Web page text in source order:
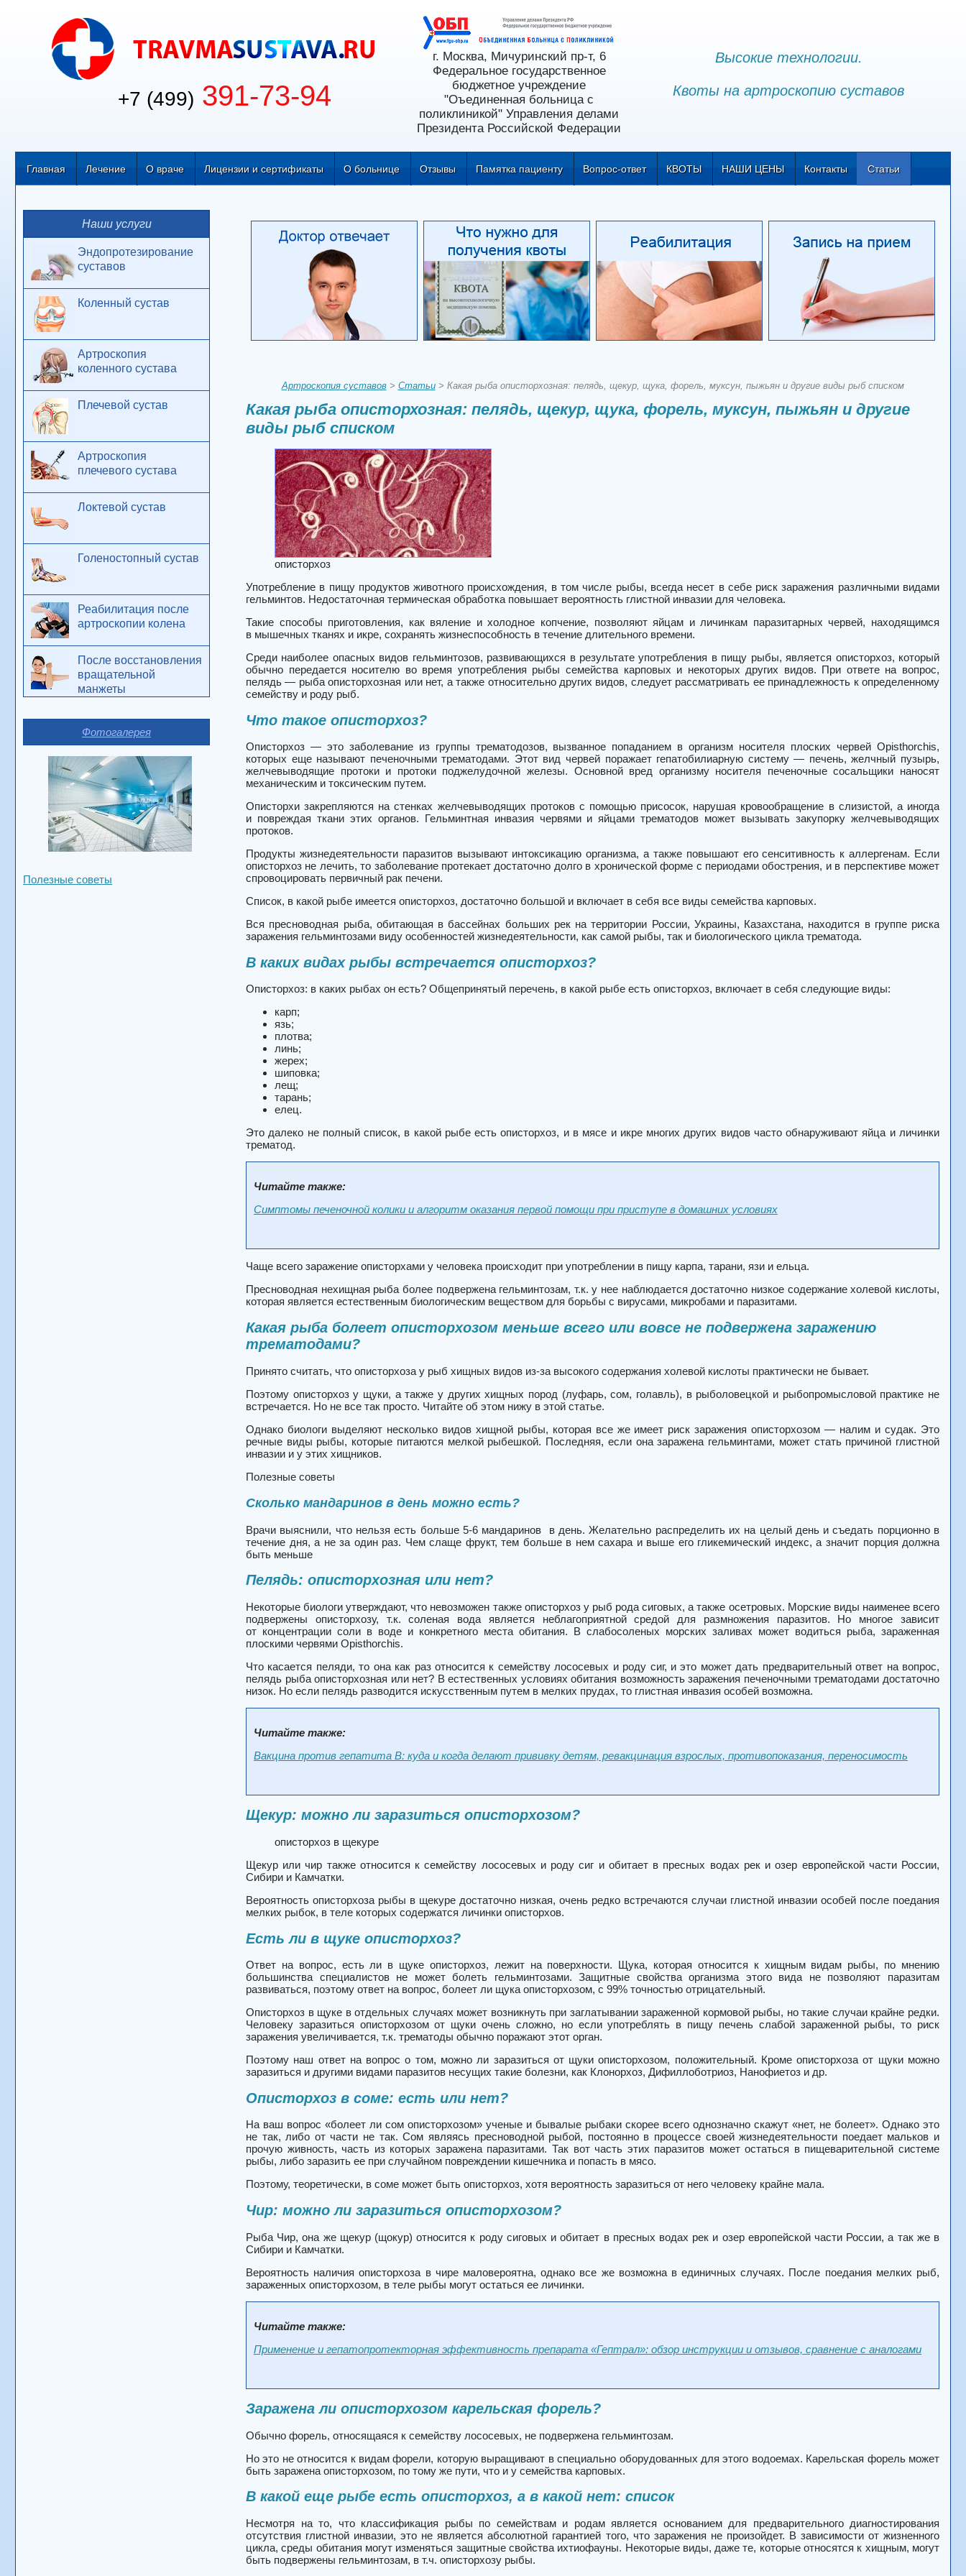
+7 (499) 391-73-94
Высокие технологии.
Квоты на артроскопию суставов
г. Москва, Мичуринский пр-т, 6
Федеральное государственное
бюджетное учреждение
"Оъединенная больница с
поликлиникой" Управления делами
Президента Российской Федерации
Главная Лечение О враче Лицензии и сертификаты О больнице Отзывы Памятка пациенту Вопрос-ответ КВОТЫ НАШИ ЦЕНЫ Контакты Статьи
Артроскопия суставов> Статьи> Какая рыба описторхозная: пелядь, щекур, щука, форель, муксун, пыжьян и другие виды рыб списком
Какая рыба описторхозная: пелядь, щекур, щука, форель, муксун, пыжьян и другие
виды рыб списком
описторхоз
Употребление в пищу продуктов животного происхождения, в том числе рыбы, всегда несет в себе риск заражения различными видами
гельминтов. Недостаточная термическая обработка повышает вероятность глистной инвазии для человека.
Такие способы приготовления, как вяление и холодное копчение, позволяют яйцам и личинкам паразитарных червей, находящимся
в мышечных тканях и икре, сохранять жизнеспособность в течение длительного времени.
Среди наиболее опасных видов гельминтозов, развивающихся в результате употребления в пищу рыбы, является описторхоз, который
обычно передается носителю во время употребления рыбы семейства карповых и некоторых других видов. При ответе на вопрос,
пелядь — рыба описторхозная или нет, а также относительно других видов, следует рассматривать ее принадлежность к определенному
семейству и роду рыб.
Что такое описторхоз?
Описторхоз — это заболевание из группы трематодозов, вызванное попаданием в организм носителя плоских червей Opisthorchis,
которых еще называют печеночными трематодами. Этот вид червей поражает гепатобилиарную систему — печень, желчный пузырь,
желчевыводящие протоки и протоки поджелудочной железы. Основной вред организму носителя печеночные сосальщики наносят
механическим и токсическим путем.
Описторхи закрепляются на стенках желчевыводящих протоков с помощью присосок, нарушая кровообращение в слизистой, а иногда
и повреждая ткани этих органов. Гельминтная инвазия червями и яйцами трематодов может вызывать закупорку желчевыводящих
протоков.
Продукты жизнедеятельности паразитов вызывают интоксикацию организма, а также повышают его сенситивность к аллергенам. Если
описторхоз не лечить, то заболевание протекает достаточно долго в хронической форме с периодами обострения, и в перспективе может
спровоцировать первичный рак печени.
Список, в какой рыбе имеется описторхоз, достаточно большой и включает в себя все виды семейства карповых.
Вся пресноводная рыба, обитающая в бассейнах больших рек на территории России, Украины, Казахстана, находится в группе риска
заражения гельминтозами виду особенностей жизнедеятельности, как самой рыбы, так и биологического цикла трематода.
В каких видах рыбы встречается описторхоз?
Описторхоз: в каких рыбах он есть? Общепринятый перечень, в какой рыбе есть описторхоз, включает в себя следующие виды:
карп;
язь;
плотва;
линь;
жерех;
шиповка;
лещ;
тарань;
елец.
Это далеко не полный список, в какой рыбе есть описторхоз, и в мясе и икре многих других видов часто обнаруживают яйца и личинки
трематод.
Читайте также:
Симптомы печеночной колики и алгоритм оказания первой помощи при приступе в домашних условиях
Чаще всего заражение описторхами у человека происходит при употреблении в пищу карпа, тарани, язи и ельца.
Пресноводная нехищная рыба более подвержена гельминтозам, т.к. у нее наблюдается достаточно низкое содержание холевой кислоты,
которая является естественным биологическим веществом для борьбы с вирусами, микробами и паразитами.
Какая рыба болеет описторхозом меньше всего или вовсе не подвержена заражению
трематодами?
Принято считать, что описторхоза у рыб хищных видов из-за высокого содержания холевой кислоты практически не бывает.
Поэтому описторхоз у щуки, а также у других хищных пород (луфарь, сом, голавль), в рыболовецкой и рыбопромысловой практике не
встречается. Но не все так просто. Читайте об этом нижу в этой статье.
Однако биологи выделяют несколько видов хищной рыбы, которая все же имеет риск заражения описторхозом — налим и судак. Это
речные виды рыбы, которые питаются мелкой рыбешкой. Последняя, если она заражена гельминтами, может стать причиной глистной
инвазии и у этих хищников.
Полезные советы
Сколько мандаринов в день можно есть?
Врачи выяснили, что нельзя есть больше 5-6 мандаринов в день. Желательно распределить их на целый день и съедать порционно в
течение дня, а не за один раз. Чем слаще фрукт, тем больше в нем сахара и выше его гликемический индекс, а значит порция должна
быть меньше
Пелядь: описторхозная или нет?
Некоторые биологи утверждают, что невозможен также описторхоз у рыб рода сиговых, а также осетровых. Морские виды наименее всего
подвержены описторхозу, т.к. соленая вода является неблагоприятной средой для размножения паразитов. Но многое зависит
от концентрации соли в воде и конкретного места обитания. В слабосоленых морских заливах может водиться рыба, зараженная
плоскими червями Opisthorchis.
Что касается пеляди, то она как раз относится к семейству лососевых и роду сиг, и это может дать предварительный ответ на вопрос,
пелядь рыба описторхозная или нет? В естественных условиях обитания возможность заражения печеночными трематодами достаточно
низок. Но если пелядь разводится искусственным путем в мелких прудах, то глистная инвазия особей возможна.
Читайте также:
Вакцина против гепатита В: куда и когда делают прививку детям, ревакцинация взрослых, противопоказания, переносимость
Щекур: можно ли заразиться описторхозом?
описторхоз в щекуре
Щекур или чир также относится к семейству лососевых и роду сиг и обитает в пресных водах рек и озер европейской части России,
Сибири и Камчатки.
Вероятность описторхоза рыбы в щекуре достаточно низкая, очень редко встречаются случаи глистной инвазии особей после поедания
мелких рыбок, в теле которых содержатся личинки описторхов.
Есть ли в щуке описторхоз?
Ответ на вопрос, есть ли в щуке описторхоз, лежит на поверхности. Щука, которая относится к хищным видам рыбы, по мнению
большинства специалистов не может болеть гельминтозами. Защитные свойства организма этого вида не позволяют паразитам
развиваться, поэтому ответ на вопрос, болеет ли щука описторхозом, с 99% точностью отрицательный.
Описторхоз в щуке в отдельных случаях может возникнуть при заглатывании зараженной кормовой рыбы, но такие случаи крайне редки.
Человеку заразиться описторхозом от щуки очень сложно, но если употреблять в пищу печень слабой зараженной рыбы, то риск
заражения увеличивается, т.к. трематоды обычно поражают этот орган.
Поэтому наш ответ на вопрос о том, можно ли заразиться от щуки описторхозом, положительный. Кроме описторхоза от щуки можно
заразиться и другими видами паразитов несущих такие болезни, как Клонорхоз, Дифиллоботриоз, Нанофиетоз и др.
Описторхоз в соме: есть или нет?
На ваш вопрос «болеет ли сом описторхозом» ученые и бывалые рыбаки скорее всего однозначно скажут «нет, не болеет». Однако это
не так, либо от части не так. Сом являясь пресноводной рыбой, постоянно в процессе своей жизнедеятельности поедает мальков и
прочую живность, часть из которых заражена паразитами. Так вот часть этих паразитов может остаться в пищеварительной системе
рыбы, либо заразить ее при случайном повреждении кишечника и попасть в мясо.
Поэтому, теоретически, в соме может быть описторхоз, хотя вероятность заразиться от него человеку крайне мала.
Чир: можно ли заразиться описторхозом?
Рыба Чир, она же щекур (щокур) относится к роду сиговых и обитает в пресных водах рек и озер европейской части России, а так же в
Сибири и Камчатки.
Вероятность наличия описторхоза в чире маловероятна, однако все же возможна в единичных случаях. После поедания мелких рыб,
зараженных описторхозом, в теле рыбы могут остаться ее личинки.
Читайте также:
Применение и гепатопротекторная эффективность препарата «Гептрал»: обзор инструкции и отзывов, сравнение с аналогами
Заражена ли описторхозом карельская форель?
Обычно форель, относящаяся к семейству лососевых, не подвержена гельминтозам.
Но это не относится к видам форели, которую выращивают в специально оборудованных для этого водоемах. Карельская форель может
быть заражена описторхозом, по тому же пути, что и у семейства карповых.
В какой еще рыбе есть описторхоз, а в какой нет: список
Несмотря на то, что классификация рыбы по семействам и родам является основанием для предварительного диагностирования
отсутствия глистной инвазии, это не является абсолютной гарантией того, что заражения не произойдет. В зависимости от жизненного
цикла, среды обитания могут изменяться защитные свойства ихтиофауны. Некоторые виды, даже те, которые относятся к хищным, могут
быть подвержены гельминтозам, в т.ч. описторхозу рыбы.
Наши услуги
Эндопротезирование
суставов
Коленный сустав
Артроскопия
коленного сустава
Плечевой сустав
Артроскопия
плечевого сустава
Локтевой сустав
Голеностопный сустав
Реабилитация после
артроскопии колена
После восстановления
вращательной
манжеты
Фотогалерея
Полезные советы